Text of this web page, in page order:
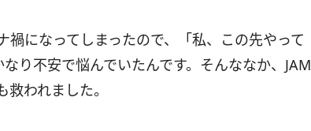
になってしまったので、「私、この先やって
り不安で悩んでいたんです。そんななか、JAM
われました。